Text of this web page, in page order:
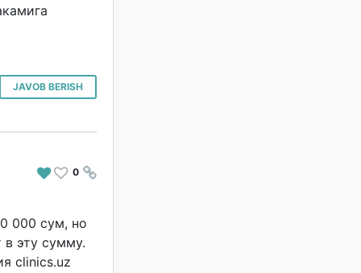
JAVOB BERISH
# 0
000 сум, но
эту сумму.
clinics.uz